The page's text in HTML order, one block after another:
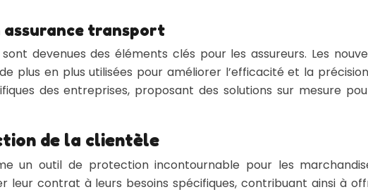
assurance transport
devenues des éléments clés pour les assureurs. Les
en plus utilisées pour améliorer l’efficacité et la précision
des entreprises, proposant des solutions sur mesure
de la clientèle
un outil de protection incontournable pour les
contrat à leurs besoins spécifiques, contribuant ainsi à